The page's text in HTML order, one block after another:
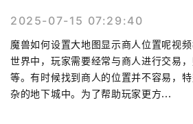
2025-07-15 07:29:40
魔兽如何设置大地图显示商人位置呢视
世界中，玩家需要经常与商人进行交易
等。有时候找到商人的位置并不容易，
杂的地下城中。为了帮助玩家更方...